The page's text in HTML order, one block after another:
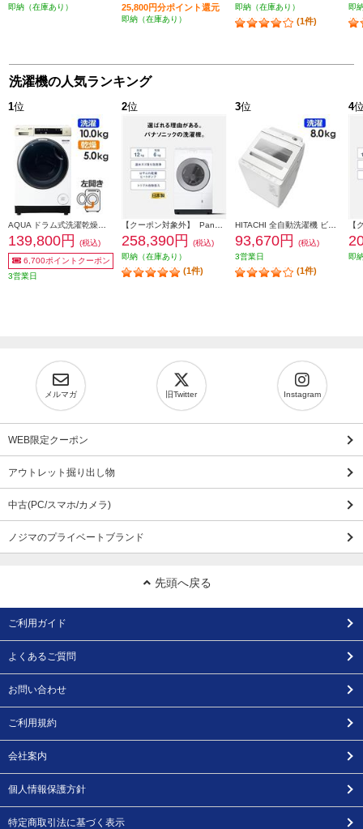
即納（在庫あり）
25,800円分ポイント還元
即納（在庫あり）
即納（在庫あり）
(1件)
即
洗濯機の人気ランキング
1位
139,800円
(税込)
6,700ポイントクーポン
3営業日
2位
258,390円
(税込)
即納（在庫あり）
(1件)
3位
93,670円
(税込)
3営業日
(1件)
4
即
メルマガ 旧Twitter Instagram
WEB限定クーポン
アウトレット掘り出し物
中古(PC/スマホ/カメラ)
ノジマのプライベートブランド
先頭へ戻る
ご利用ガイド
よくあるご質問
お問い合わせ
ご利用規約
会社案内
個人情報保護方針
特定商取引法に基づく表示